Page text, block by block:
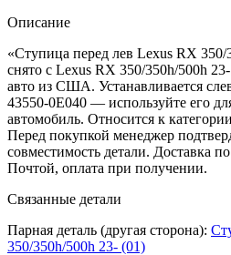
Описание
«Ступица перед лев Lexus RX
снято с Lexus RX 350/350h/500h
авто из США. Устанавливается
43550-0E040 — используйте его
автомобиль. Относится к
Перед покупкой менеджер
совместимость детали. Доставка
Почтой, оплата при получении.
Связанные детали
Парная деталь (другая сторона):
350/350h/500h 23- (01)